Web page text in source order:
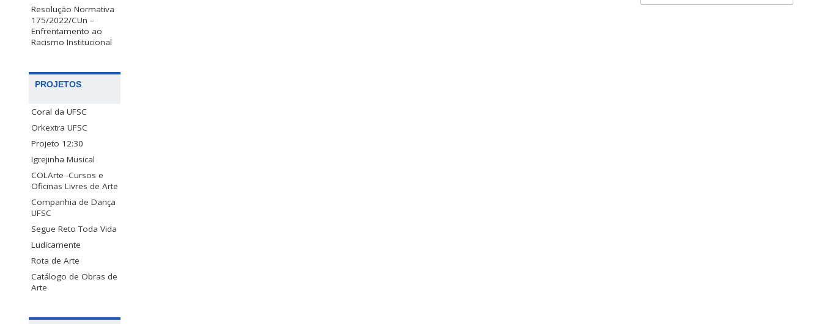
Resolução Normativa
175/2022/CUn –
Enfrentamento ao
Racismo Institucional
PROJETOS
Coral da UFSC
Orkextra UFSC
Projeto 12:30
Igrejinha Musical
COLArte -Cursos e
Oficinas Livres de Arte
Companhia de Dança
UFSC
Segue Reto Toda Vida
Ludicamente
Rota de Arte
Catálogo de Obras de
Arte